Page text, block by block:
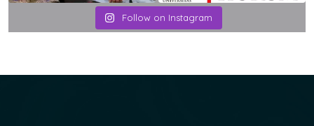
Follow on Instagram